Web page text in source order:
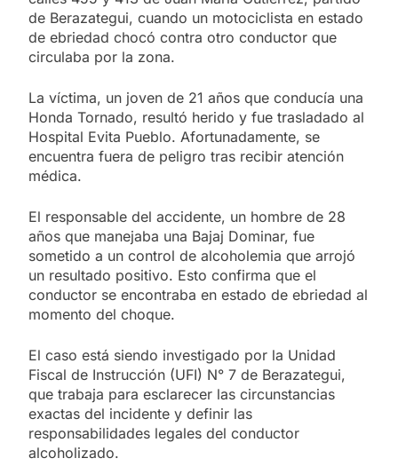
de Berazategui, cuando un motociclista en estado
de ebriedad chocó contra otro conductor que
circulaba por la zona.
La víctima, un joven de 21 años que conducía una
Honda Tornado, resultó herido y fue trasladado al
Hospital Evita Pueblo. Afortunadamente, se
encuentra fuera de peligro tras recibir atención
médica.
El responsable del accidente, un hombre de 28
años que manejaba una Bajaj Dominar, fue
sometido a un control de alcoholemia que arrojó
un resultado positivo. Esto confirma que el
conductor se encontraba en estado de ebriedad al
momento del choque.
El caso está siendo investigado por la Unidad
Fiscal de Instrucción (UFI) N° 7 de Berazategui,
que trabaja para esclarecer las circunstancias
exactas del incidente y definir las
responsabilidades legales del conductor
alcoholizado.